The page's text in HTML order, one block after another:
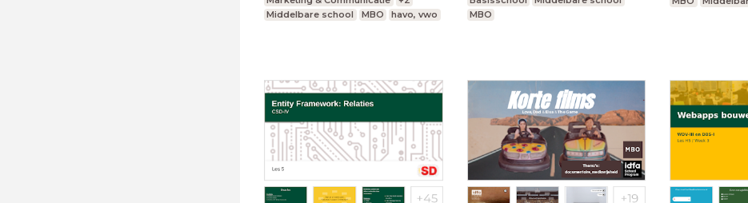
Middelbare school
MBO havo, vwo
MBO